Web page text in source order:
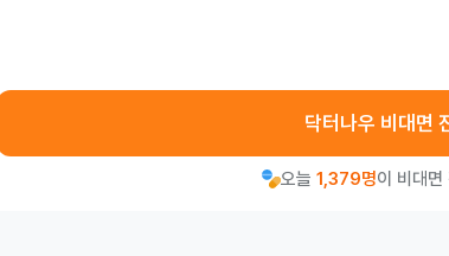
닥터나우 비대면
오늘 1,379명이 비대면